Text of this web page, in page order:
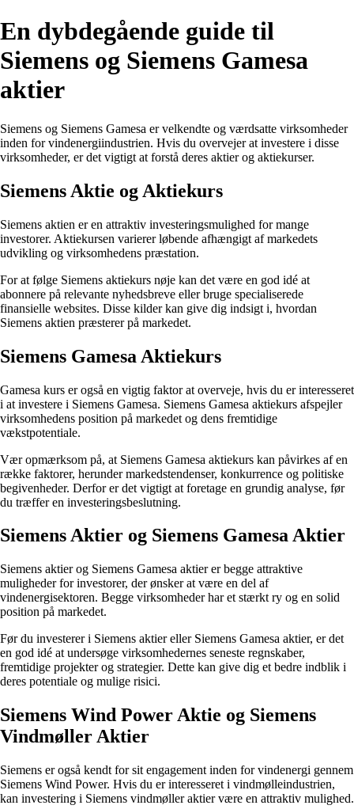
En dybdegående guide til
Siemens og Siemens Gamesa
aktier
Siemens og Siemens Gamesa er velkendte og værdsatte virksomheder
inden for vindenergiindustrien. Hvis du overvejer at investere i disse
virksomheder, er det vigtigt at forstå deres aktier og aktiekurser.
Siemens Aktie og Aktiekurs
Siemens aktien er en attraktiv investeringsmulighed for mange
investorer. Aktiekursen varierer løbende afhængigt af markedets
udvikling og virksomhedens præstation.
For at følge Siemens aktiekurs nøje kan det være en god idé at
abonnere på relevante nyhedsbreve eller bruge specialiserede
finansielle websites. Disse kilder kan give dig indsigt i, hvordan
Siemens aktien præsterer på markedet.
Siemens Gamesa Aktiekurs
Gamesa kurs er også en vigtig faktor at overveje, hvis du er interesseret
i at investere i Siemens Gamesa. Siemens Gamesa aktiekurs afspejler
virksomhedens position på markedet og dens fremtidige
vækstpotentiale.
Vær opmærksom på, at Siemens Gamesa aktiekurs kan påvirkes af en
række faktorer, herunder markedstendenser, konkurrence og politiske
begivenheder. Derfor er det vigtigt at foretage en grundig analyse, før
du træffer en investeringsbeslutning.
Siemens Aktier og Siemens Gamesa Aktier
Siemens aktier og Siemens Gamesa aktier er begge attraktive
muligheder for investorer, der ønsker at være en del af
vindenergisektoren. Begge virksomheder har et stærkt ry og en solid
position på markedet.
Før du investerer i Siemens aktier eller Siemens Gamesa aktier, er det
en god idé at undersøge virksomhedernes seneste regnskaber,
fremtidige projekter og strategier. Dette kan give dig et bedre indblik i
deres potentiale og mulige risici.
Siemens Wind Power Aktie og Siemens
Vindmøller Aktier
Siemens er også kendt for sit engagement inden for vindenergi gennem
Siemens Wind Power. Hvis du er interesseret i vindmølleindustrien,
kan investering i Siemens vindmøller aktier være en attraktiv mulighed.